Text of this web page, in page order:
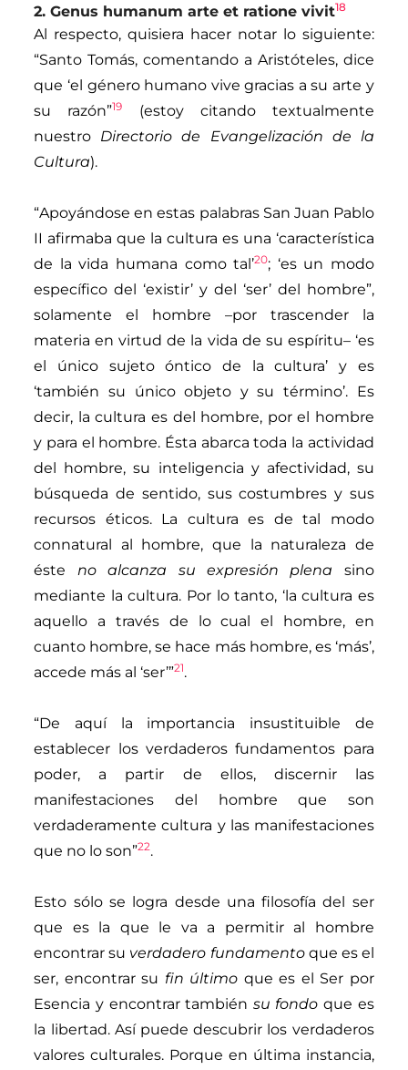
2.Genus humanum arte et ratione vivit18
Al respecto, quisiera hacer notar lo siguiente:
“Santo Tomás, comentando a Aristóteles, dice
que ‘el género humano vive gracias a su arte y
su razón”19
(estoy citando textualmente
nuestro Directorio de Evangelización de la
Cultura).
“Apoyándose en estas palabras San Juan Pablo
II afirmaba que la cultura es una ‘característica
de la vida humana como tal’20; ‘es un modo
específico del ‘existir’ y del ‘ser’ del hombre”,
solamente el hombre –por trascender la
materia en virtud de la vida de su espíritu– ‘es
el único sujeto óntico de la cultura’ y es
‘también su único objeto y su término’. Es
decir, la cultura es del hombre, por el hombre
y para el hombre. Ésta abarca toda la actividad
del hombre, su inteligencia y afectividad, su
búsqueda de sentido, sus costumbres y sus
recursos éticos. La cultura es de tal modo
connatural al hombre, que la naturaleza de
éste no alcanza su expresión plena sino
mediante la cultura. Por lo tanto, ‘la cultura es
aquello a través de lo cual el hombre, en
cuanto hombre, se hace más hombre, es ‘más’,
accede más al ‘ser’”21.
“De aquí la importancia insustituible de
establecer los verdaderos fundamentos para
poder, a partir de ellos, discernir las
manifestaciones del hombre que son
verdaderamente cultura y las manifestaciones
que no lo son”22.
Esto sólo se logra desde una filosofía del ser
que es la que le va a permitir al hombre
encontrar su verdadero fundamentoque es el
ser, encontrar su fin último que es el Ser por
Esencia y encontrar también su fondo que es
la libertad. Así puede descubrir los verdaderos
valores culturales. Porque en última instancia,